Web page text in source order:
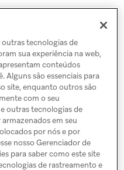
outras tecnologias de
sua experiência na web,
conteúdos
Alguns são essenciais para
site, enquanto outros são
com o seu
outras tecnologias de
em seu
por nós e por
nosso Gerenciador de
para saber como este site
de rastreamento e